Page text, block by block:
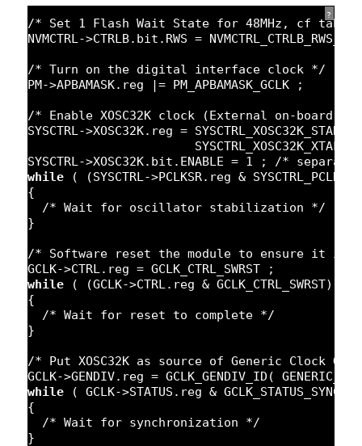
?
/* Set 1 Flash Wait State for 48MHz, cf tables
NVMCTRL->CTRLB.bit.RWS =
/* Turn on the digital interface clock */
PM->APBAMASK.reg |= PM_APBAMASK_GCLK ;
/* Enable XOSC32K clock (External on-board
SYSCTRL->XOSC32K.reg =
SYSCTRL->XOSC32K.bit.ENABLE = 1 ; /*
while
( (SYSCTRL->PCLKSR.reg &
{
/* Wait for oscillator stabilization */
}
/* Software reset the module to ensure it
GCLK->CTRL.reg = GCLK_CTRL_SWRST ;
while
( (GCLK->CTRL.reg & GCLK_CTRL_SWRST)
{
/* Wait for reset to complete */
}
/* Put XOSC32K as source of Generic Clock
GCLK->GENDIV.reg = GCLK_GENDIV_ID(
while
( GCLK->STATUS.reg &
{
/* Wait for synchronization */
}